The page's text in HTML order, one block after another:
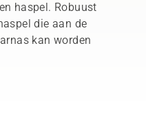
haspel. Robuust
die aan de
kan worden